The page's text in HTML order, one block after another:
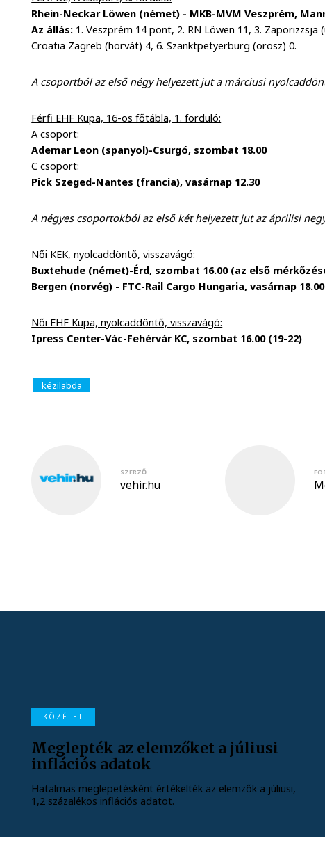
Rhein-Neckar Löwen (német) - MKB-MVM Veszprém,
Az állás: 1. Veszprém 14 pont, 2. RN Löwen 11, 3. Zaporizzsja
Croatia Zagreb (horvát) 4, 6. Szanktpetyerburg (orosz) 0.
A csoportból az első négy helyezett jut a márciusi
Férfi EHF Kupa, 16-os főtábla, 1. forduló:
A csoport:
Ademar Leon (spanyol)-Csurgó, szombat 18.00
C csoport:
Pick Szeged-Nantes (francia), vasárnap 12.30
A négyes csoportokból az első két helyezett jut az áprilisi
Női KEK, nyolcaddöntő, visszavágó:
Buxtehude (német)-Érd, szombat 16.00 (az első
Bergen (norvég) - FTC-Rail Cargo Hungaria, vasárnap
Női EHF Kupa, nyolcaddöntő, visszavágó:
Ipress Center-Vác-Fehérvár KC, szombat 16.00 (19-22)
kézilabda
SZERZŐ
vehir.hu
KÖZÉLET
Meglepték az elemzőket a júliusi
inflációs adatok
Hatalmas meglepetésként értékelték az elemzők a júliusi,
1,2 százalékos inflációs adatot.